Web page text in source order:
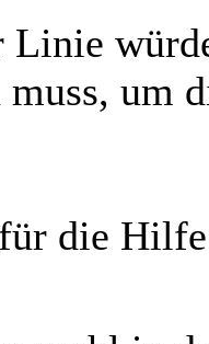
um
die Hilfe